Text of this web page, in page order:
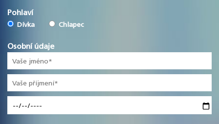
Pohlaví
Dívka Chlapec
Osobní údaje